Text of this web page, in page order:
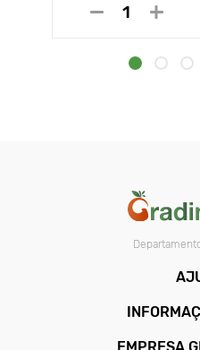
EMPRESA